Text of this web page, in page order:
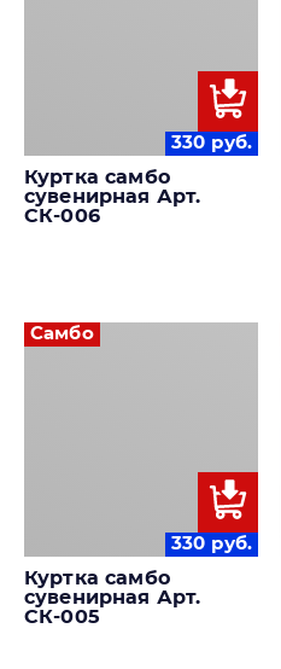
330 руб.
Куртка самбо
сувенирная Арт.
СК-006
Самбо
330 руб.
Куртка самбо
сувенирная Арт.
СК-005